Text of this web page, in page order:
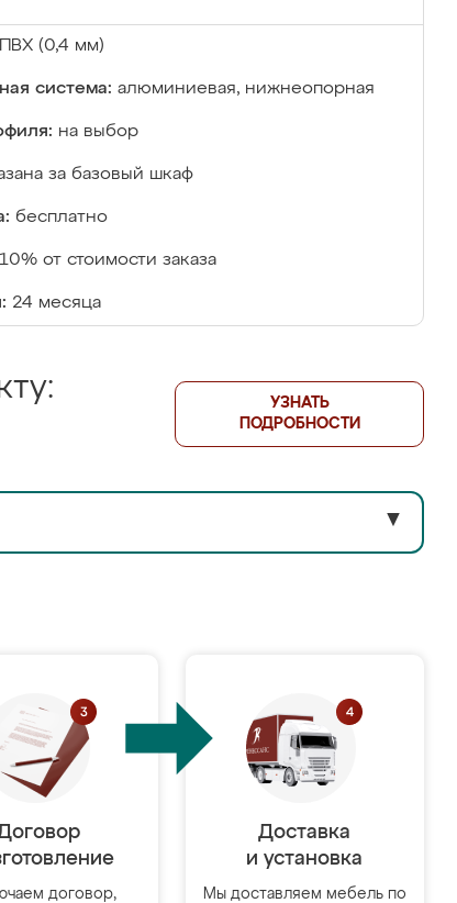
ПВХ (0,4 мм)
система: алюминиевая, нижнеопорная
на выбор
за базовый шкаф
бесплатно
10% от стоимости заказа
24 месяца
УЗНАТЬ
ПОДРОБНОСТИ
▼
договор,
Доставка
и установка
Мы доставляем мебель по